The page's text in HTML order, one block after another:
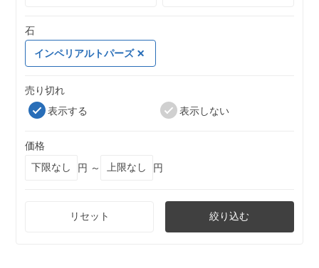
石
インペリアルトパーズ
売り切れ
表示する
表示しない
価格
円 ～
円
リセット 絞り込む